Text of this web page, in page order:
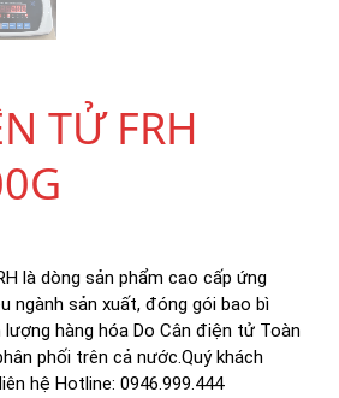
TỬ FRH
là dòng sản phẩm cao cấp ứng
ngành sản xuất, đóng gói bao bì
hàng hóa Do Cân điện tử Toàn
phối trên cả nước.Quý khách
hệ Hotline: 0946.999.444